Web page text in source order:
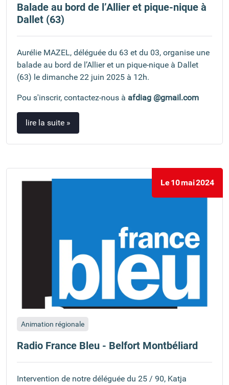
Balade au bord de l’Allier et pique-nique à
Dallet (63)
Aurélie MAZEL, déléguée du 63 et du 03, organise une
balade au bord de l’Allier et un pique-nique à Dallet
(63) le dimanche 22 juin 2025 à 12h.
Pou s'inscrir, contactez-nous à afdiag @gmail.com
lire la suite »
Le10mai2024
Animation régionale
Radio France Bleu - Belfort Montbéliard
Intervention de notre déléguée du 25 / 90, Katja